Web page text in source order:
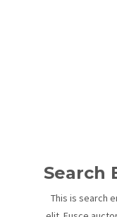
Search
This is search